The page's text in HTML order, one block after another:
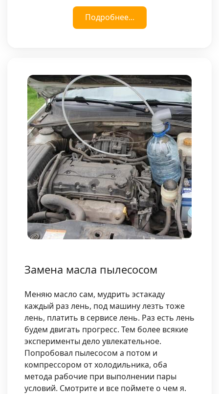
Подробнее...
Замена масла пылесосом
Меняю масло сам, мудрить эстакаду
каждый раз лень, под машину лезть тоже
лень, платить в сервисе лень. Раз есть лень
будем двигать прогресс. Тем более всякие
эксперименты дело увлекательное.
Попробовал пылесосом а потом и
компрессором от холодильника, оба
метода рабочие при выполнении пары
условий. Смотрите и все поймете о чем я.